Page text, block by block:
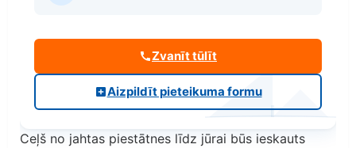
Zvanīt tūlīt
Aizpildīt pieteikuma formu
Ceļš no jahtas piestātnes līdz jūrai būs ieskauts